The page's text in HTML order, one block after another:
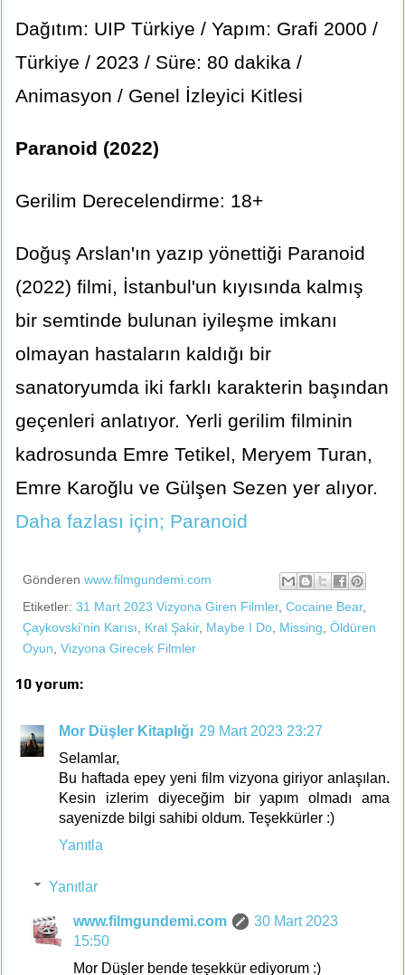
Dağıtım: UIP Türkiye / Yapım: Grafi 2000 /
Türkiye / 2023 / Süre: 80 dakika /
Animasyon / Genel İzleyici Kitlesi
Paranoid (2022)
Gerilim Derecelendirme: 18+
Doğuş Arslan'ın yazıp yönettiği Paranoid
(2022) filmi, İstanbul'un kıyısında kalmış
bir semtinde bulunan iyileşme imkanı
olmayan hastaların kaldığı bir
sanatoryumda iki farklı karakterin başından
geçenleri anlatıyor. Yerli gerilim filminin
kadrosunda Emre Tetikel, Meryem Turan,
Emre Karoğlu ve Gülşen Sezen yer alıyor.
Daha fazlası için; Paranoid
Gönderen www.filmgundemi.com
Etiketler: 31 Mart 2023 Vizyona Giren Filmler, Cocaine Bear,
Çaykovski'nin Karısı
Kral Şakir, Maybe I Do Missing Öldüren
Oyun Vizyona Girecek Filmler
10 yorum:
Mor Düşler Kitaplığı 29 Mart 2023 23:27
Selamlar,
Bu haftada epey yeni film vizyona giriyor anlaşılan.
Kesin izlerim diyeceğim bir yapım olmadı ama
sayenizde bilgi sahibi oldum. Teşekkürler :)
Yanıtla
Yanıtlar
www.filmgundemi.com
30 Mart 2023
15:50
Mor Düşler bende teşekkür ediyorum :)